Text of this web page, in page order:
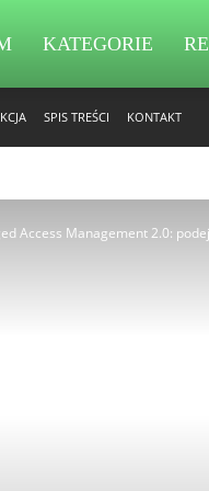
KATEGORIE
SPIS TREŚCI KONTAKT
Access Management 2.0: